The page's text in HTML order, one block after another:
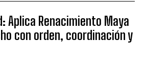
Aplica Renacimiento Maya
con orden, coordinación y